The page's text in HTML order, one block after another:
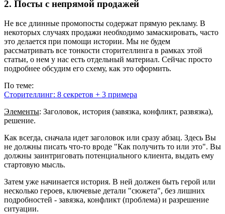
2. Посты с непрямой продажей
Не все длинные промопосты содержат прямую рекламу. В
некоторых случаях продажи необходимо замаскировать, часто
это делается при помощи истории. Мы не будем
рассматривать все тонкости сторителлинга в рамках этой
статьи, о нем у нас есть отдельный материал. Сейчас просто
подробнее обсудим его схему, как это оформить.
По теме:
Сторителлинг: 8 секретов + 3 примера
Элементы: Заголовок, история (завязка, конфликт, развязка),
решение.
Как всегда, сначала идет заголовок или сразу абзац. Здесь Вы
не должны писать что-то вроде "Как получить то или это". Вы
должны заинтриговать потенциального клиента, выдать ему
стартовую мысль.
Затем уже начинается история. В ней должен быть герой или
несколько героев, ключевые детали "сюжета", без лишних
подробностей - завязка, конфликт (проблема) и разрешение
ситуации.